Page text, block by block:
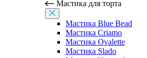
Мастика для торта
Мастика Blue Bead
Мастика Criamo
Мастика Ovalette
Мастика Slado